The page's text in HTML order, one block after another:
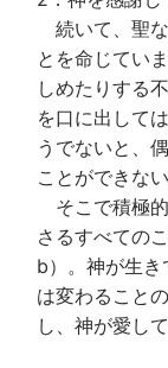
続いて、聖
とを命じてい
しめたりする
を口に出して
うでないと、
ことができな
そこで積極
さるすべての
b）。神が生
は変わること
し、神が愛し